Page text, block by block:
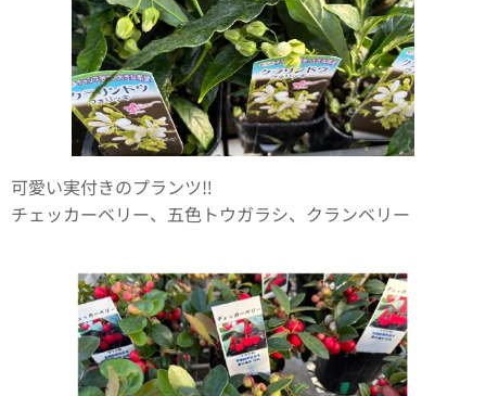
可愛い実付きのプランツ‼️
チェッカーベリー、五色トウガラシ、クランベリー